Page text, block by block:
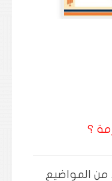
؟
المواضيع